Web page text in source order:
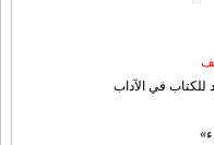
للكتاب في الآداب